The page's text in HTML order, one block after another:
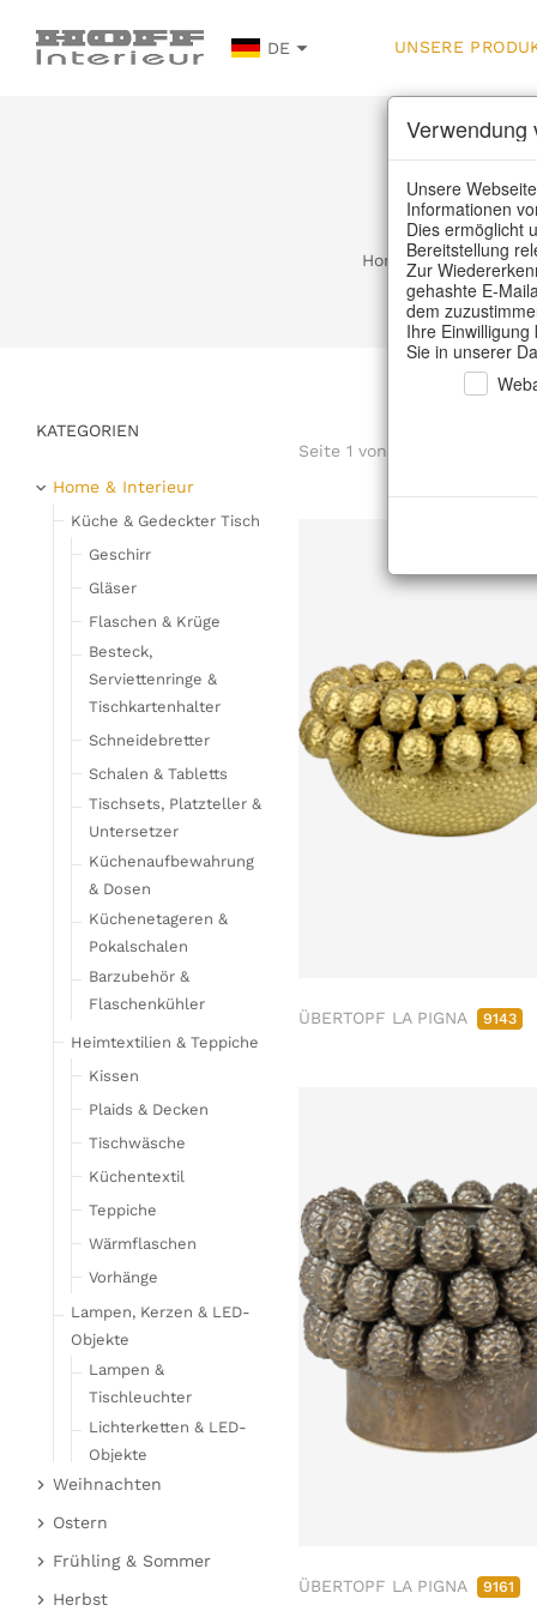
DE UNSERE
Home/Unsere
Seite 1 von 93 Artikel
ÜBERTOPF LA PIGNA 9143
ÜBERTOPF LA PIGNA 9161
KATEGORIEN
Home & Interieur
Küche & Gedeckter Tisch
Geschirr
Gläser
Flaschen & Krüge
Besteck,
Serviettenringe &
Tischkartenhalter
Schneidebretter
Schalen & Tabletts
Tischsets, Platzteller &
Untersetzer
Küchenaufbewahrung
& Dosen
Küchenetageren &
Pokalschalen
Barzubehör &
Flaschenkühler
Heimtextilien & Teppiche
Kissen
Plaids & Decken
Tischwäsche
Küchentextil
Teppiche
Wärmflaschen
Vorhänge
Lampen, Kerzen & LED-
Objekte
Lampen &
Tischleuchter
Lichterketten & LED-
Objekte
Kerzen
Möbel
Barmöbel
Korbmöbel
Weihnachten
Weihnachtsfiguren
Stoffengel
Hirsche & Elche
Ostern
Osterhasen
Hühner & Schafe
Frühling & Sommer
Frucht
Herbst
Verwendung
Unsere
Informationen
Dies ermöglicht
Bereitstellung
Zur
gehashte E-
dem
Ihre
Sie in unserer